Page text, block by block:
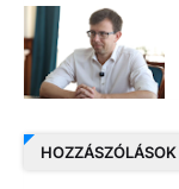
HOZZÁSZÓLÁSOK